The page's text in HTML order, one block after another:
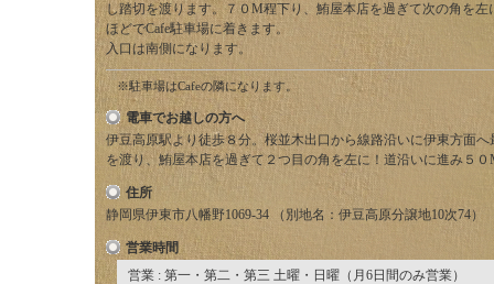
し踏切を渡ります。７０M程下り、鮪屋本店を過ぎて次の角を
ほどでCafe駐車場に着きます。
入口は南側になります。
※駐車場はCafeの隣になります。
電車でお越しの方へ
伊豆高原駅より徒歩８分。桜並木出口から線路沿いに伊東方面
を渡り、鮪屋本店を過ぎて２つ目の角を左に！道沿いに進み５０
住所
静岡県伊東市八幡野1069-34 （別地名：伊豆高原分譲地10次74）
営業時間
営業 : 第一・第二・第三 土曜・日曜（月6日間のみ営業）